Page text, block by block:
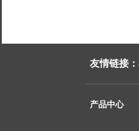
产品中心
友情链接：